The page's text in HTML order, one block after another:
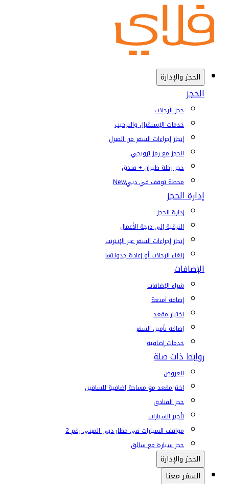
الحجز والإدارة
الحجز
حجز الرحلات
خدمات الإستقبال والترحيب
إنجاز إجراءات السفر من المنزل
الحجز مع رمز ترويجي
حجز رحلة طيران + فندق
محطة توقف في دبيNew
إدارة الحجز
إدارة الحجز
الترقية إلى درجة الأعمال
إنجاز إجراءات السفر عبر الإنترنت
إلغاء الرحلات أو إعادة جدولتها
الإضافات
شراء الإضافات
إضافة أمتعة
اختيار مقعد
إضافة تأمين السفر
خدمات إضافية
روابط ذات صلة
العروض
اختر مقعد مع مساحة إضافية للساقين
حجز الفنادق
تأجير السيارات
مواقف السيارات في مطار دبي المبنى رقم 2
حجز سيارة مع سائق
الحجز والإدارة
السفر معنا